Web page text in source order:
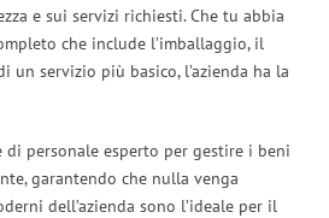
e sui servizi richiesti. Che tu abbia
che include l’imballaggio, il
un servizio più basico, l’azienda ha la
di personale esperto per gestire i beni
garantendo che nulla venga
dell’azienda sono l’ideale per il